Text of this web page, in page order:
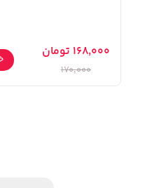
168,000 تومان
170,000